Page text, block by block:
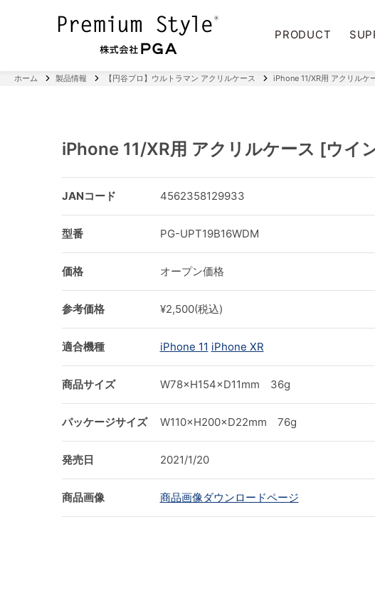
PRODUCT
ホーム 製品情報 【円谷プロ】ウルトラマン アクリルケース iPhone 11/XR用 アクリルケ
iPhone 11/XR用 アクリルケース [ウイ
JANコード 4562358129933
型番 PG-UPT19B16WDM
価格 オープン価格
参考価格 ¥2,500(税込)
適合機種 iPhone 11 iPhone XR
商品サイズ W78×H154×D11mm 36g
パッケージサイズ W110×H200×D22mm 76g
発売日 2021/1/20
商品画像 商品画像ダウンロードページ